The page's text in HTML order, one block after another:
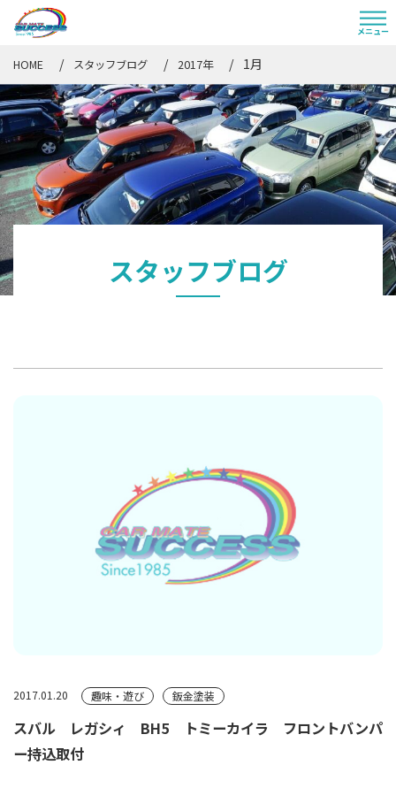
HOME スタッフブログ 2017年 1月
スタッフブログ
2017.01.20 趣味・遊び 鈑金塗装
スバル レガシィ BH5 トミーカイラ フロントバンパ
ー持込取付